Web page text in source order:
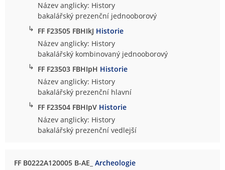
Název anglicky: History
bakalářský prezenční jednooborový
↳ FF F23505 FBHIkJ Historie
Název anglicky: History
bakalářský kombinovaný jednooborový
↳ FF F23503 FBHIpH Historie
Název anglicky: History
bakalářský prezenční hlavní
↳ FF F23504 FBHIpV Historie
Název anglicky: History
bakalářský prezenční vedlejší
FF B0222A120005 B-AE_Archeologie